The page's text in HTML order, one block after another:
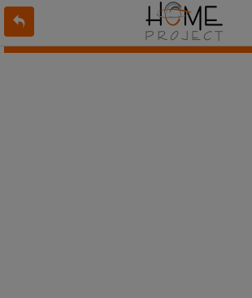
L'offre 7351196 n'existe pas ou n'est plus en ligne